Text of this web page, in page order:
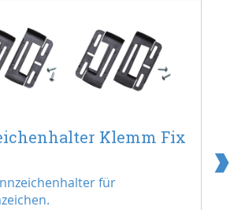
Klemm Fix
für